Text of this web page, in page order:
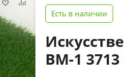
Есть в наличии
BM-1